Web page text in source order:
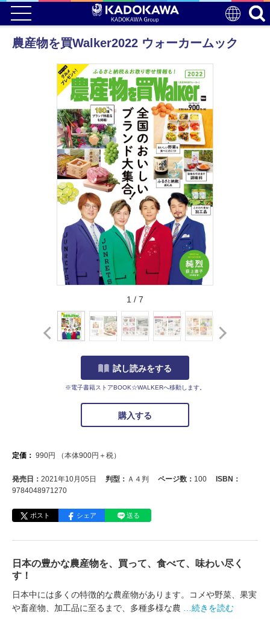
農産物を買Walker2022 ウォーカームック
1 / 7
試し読みをする
※電子書籍ストアBOOK☆WALKERへ移動します。
購入する
定価： 990円 （本体900円＋税）
発売日： 2021年10月05日 判型： Ａ４判 ページ数： 100
ISBN：
9784048971270
ポスト シェア 送る
日本の豊かな農産物を、買って、食べて、味わい尽く
す！
日本中には多くの特徴的な農産物があります。コメや野菜、果実
や畜産物、加工品に至るまで、多種多様な農
…続きを読む